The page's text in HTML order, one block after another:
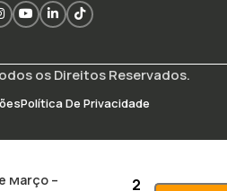
os Direitos Reservados.
Política De Privacidade
Março –
2